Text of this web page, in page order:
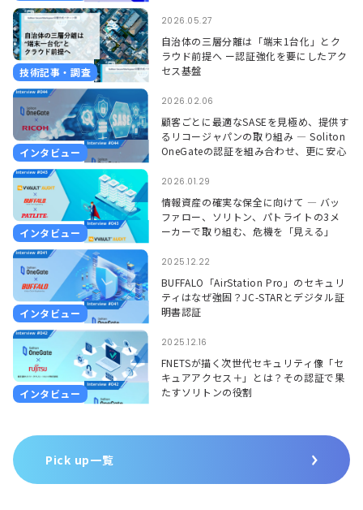
技術記事・調査
2026.05.27
自治体の三層分離は「端末1台化」とク
ラウド前提へ ー認証強化を要にしたアク
セス基盤
インタビュー
2026.02.06
顧客ごとに最適なSASEを見極め、提供す
るリコージャパンの取り組み ― Soliton
OneGateの認証を組み合わせ、更に安心
インタビュー
2026.01.29
情報資産の確実な保全に向けて ― バッ
ファロー、ソリトン、パトライトの3メ
ーカーで取り組む、危機を「見える」
―
インタビュー
2025.12.22
BUFFALO「AirStation Pro」のセキュリ
ティはなぜ強固？JC-STARとデジタル証
明書認証
インタビュー
2025.12.16
FNETSが描く次世代セキュリティ像「セ
キュアアクセス＋」とは？その認証で果
たすソリトンの役割
Pick up一覧